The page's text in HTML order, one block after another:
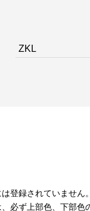
ZKL
登録されていません。
必ず上部色、下部色